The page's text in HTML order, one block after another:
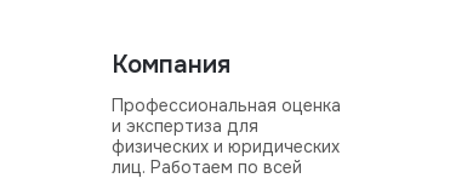
Компания
Профессиональная оценка
и экспертиза для
физических и юридических
лиц. Работаем по всей